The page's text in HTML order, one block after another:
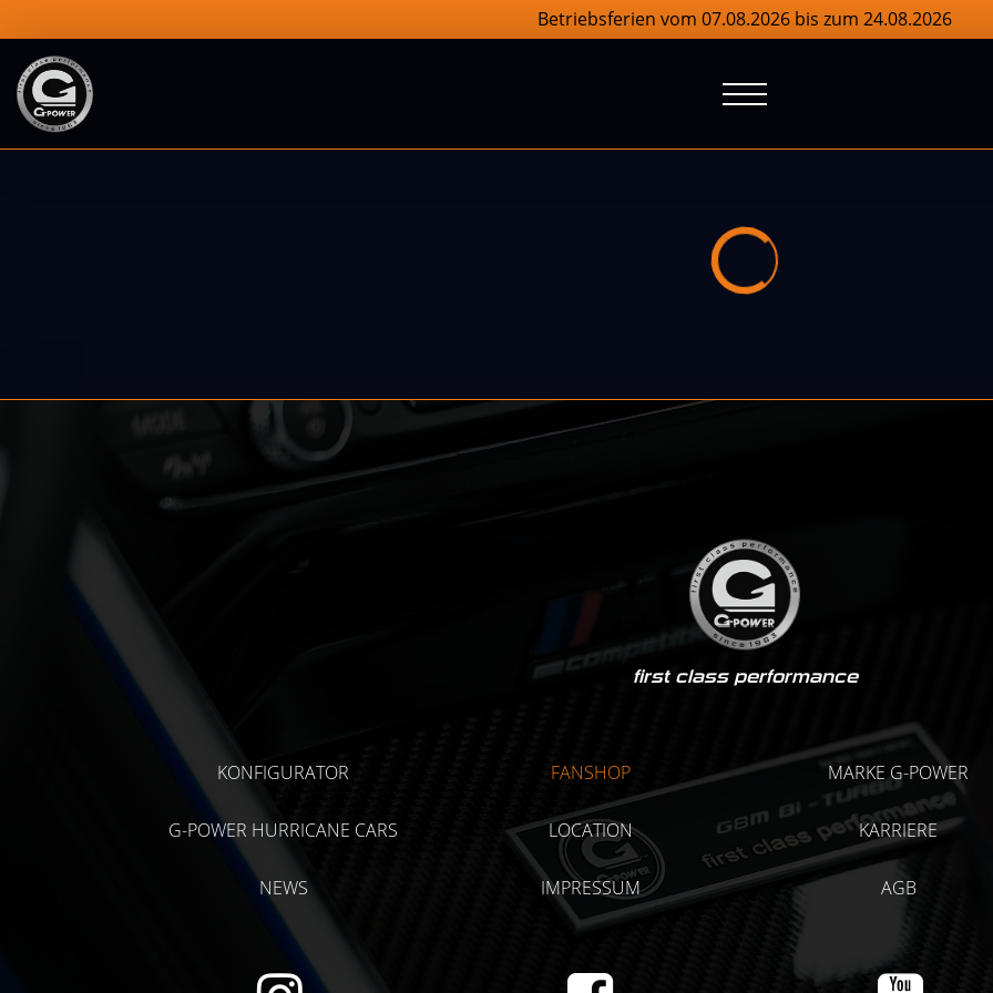
Betriebsferien vom 07.08.2026 bis zum 24.08.2026
first class performance
KONFIGURATOR FANSHOP MARKE G-POWER
G-POWER HURRICANE CARS LOCATION KARRIERE
NEWS IMPRESSUM AGB